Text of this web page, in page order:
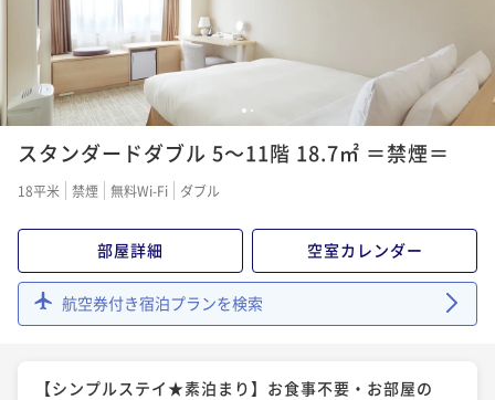
1 2
スタンダードダブル 5～11階 18.7㎡ ＝禁煙＝
18平米 禁煙 無料Wi-Fi ダブル
部屋詳細 空室カレンダー
航空券付き宿泊プランを検索
【シンプルステイ★素泊まり】お食事不要・お部屋の